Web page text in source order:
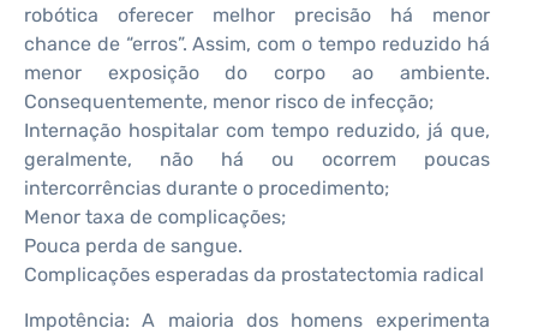
robótica oferecer melhor precisão há menor
chance de “erros”. Assim, com o tempo reduzido há
menor exposição do corpo ao ambiente.
Consequentemente, menor risco de infecção;
Internação hospitalar com tempo reduzido, já que,
geralmente, não há ou ocorrem poucas
intercorrências durante o procedimento;
Menor taxa de complicações;
Pouca perda de sangue.
Complicações esperadas da prostatectomia radical
Impotência: A maioria dos homens experimenta